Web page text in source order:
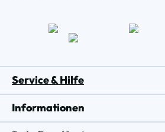
Service & Hilfe
Informationen